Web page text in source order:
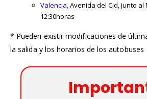
Valencia,Avenida del Cid, junto al
12:30horas
* Pueden existir modificaciones de
la salida y los horarios de los autobuses